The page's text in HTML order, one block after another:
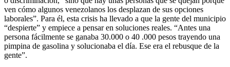
ven cómo algunos venezolanos los desplazan de sus opciones
laborales”. Para él, esta crisis ha llevado a que la gente del municipio
“despierte” y empiece a pensar en soluciones reales. “Antes una
persona fácilmente se ganaba 30.000 o 40 .000 pesos trayendo una
pimpina de gasolina y solucionaba el día. Ese era el rebusque de la
gente”.